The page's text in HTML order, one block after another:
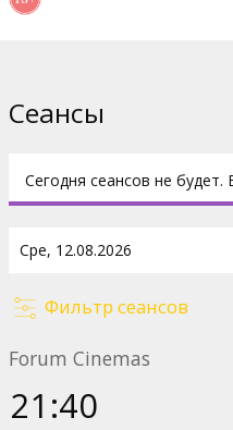
Сеансы
Сегодня сеансов не
Фильтр сеансов
Forum Cinemas
21:40